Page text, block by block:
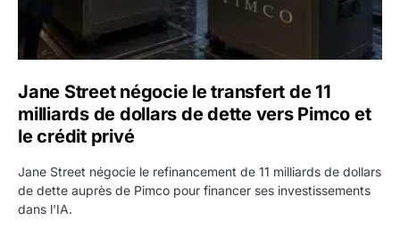
Jane Street négocie le transfert de 11
milliards de dollars de dette vers Pimco et
le crédit privé
Jane Street négocie le refinancement de 11 milliards de dollars
de dette auprès de Pimco pour financer ses investissements
dans l'IA.